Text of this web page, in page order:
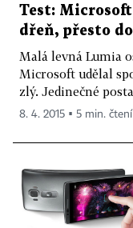
Test:
dřeň, přesto
Malá levná Lumia
Microsoft udělal
zlý. Jedinečné
8. 4. 2015 ▪ 5 min. čtení